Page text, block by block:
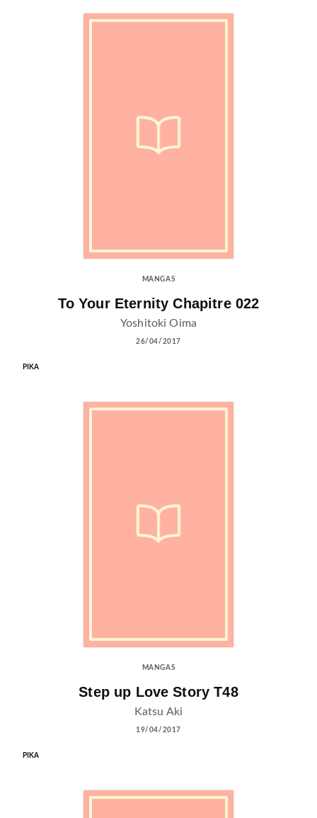
MANGAS
To Your Eternity Chapitre 022
Yoshitoki Oima
26/04/2017
PIKA
MANGAS
Step up Love Story T48
Katsu Aki
19/04/2017
PIKA